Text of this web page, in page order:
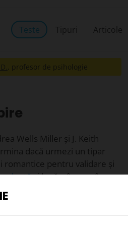
Teste Tipuri Articole
, profesor de psihologie
Wells Miller și J. Keith
dacă urmezi un tipar
romantice pentru validare și
și la rămânerea în
și disconfortul de a fi
sine și pun nevoile